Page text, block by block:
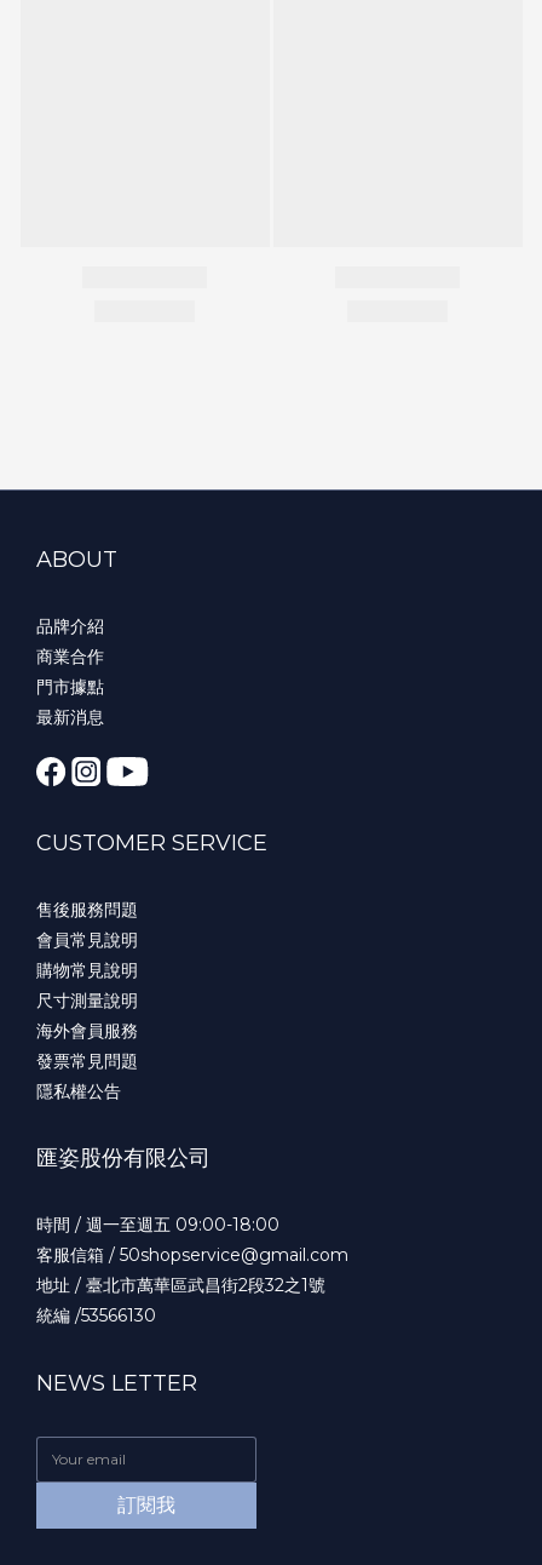
ABOUT
品牌介紹
商業合作
門市據點
最新消息
CUSTOMER SERVICE
售後服務問題
會員常見說明
購物常見說明
尺寸測量說明
海外會員服務
發票常見問題
隱私權公告
匯姿股份有限公司
時間 / 週一至週五 09:00-18:00
客服信箱 / 50shopservice@gmail.com
地址 / 臺北市萬華區武昌街2段32之1號
統編 /53566130
NEWS LETTER
訂閱我